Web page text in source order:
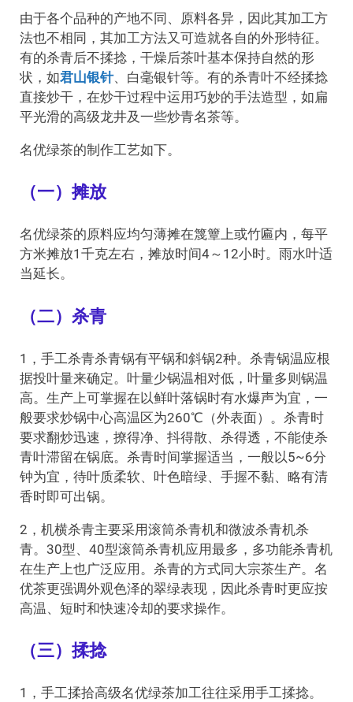
由于各个品种的产地不同、原料各异，因此其加工方
法也不相同，其加工方法又可造就各自的外形特征。
有的杀青后不揉捻，干燥后茶叶基本保持自然的形
状，如君山银针、白毫银针等。有的杀青叶不经揉捻
直接炒干，在炒干过程中运用巧妙的手法造型，如扁
平光滑的高级龙井及一些炒青名茶等。
名优绿茶的制作工艺如下。
（一）摊放
名优绿茶的原料应均匀薄摊在篾簟上或竹匾内，每平
方米摊放1千克左右，摊放时间4～12小时。雨水叶适
当延长。
（二）杀青
1，手工杀青杀青锅有平锅和斜锅2种。杀青锅温应根
据投叶量来确定。叶量少锅温相对低，叶量多则锅温
高。生产上可掌握在以鲜叶落锅时有水爆声为宜，一
般要求炒锅中心高温区为260℃（外表面）。杀青时
要求翻炒迅速，撩得净、抖得散、杀得透，不能使杀
青叶滞留在锅底。杀青时间掌握适当，一般以5~6分
钟为宜，待叶质柔软、叶色暗绿、手握不黏、略有清
香时即可出锅。
2，机横杀青主要采用滚筒杀青机和微波杀青机杀
青。30型、40型滚筒杀青机应用最多，多功能杀青机
在生产上也广泛应用。杀青的方式同大宗茶生产。名
优茶更强调外观色泽的翠绿表现，因此杀青时更应按
高温、短时和快速冷却的要求操作。
（三）揉捻
1，手工揉拾高级名优绿茶加工往往采用手工揉捻。